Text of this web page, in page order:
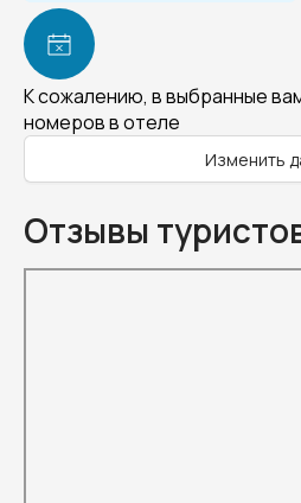
К сожалению, в выбранные
номеров в отеле
Изменить
Отзывы